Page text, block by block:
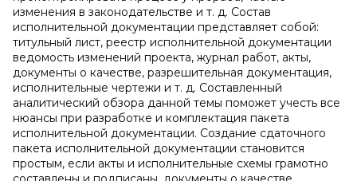
изменения в законодательстве и т. д. Состав
исполнительной документации представляет собой:
титульный лист, реестр исполнительной документации
ведомость изменений проекта, журнал работ, акты,
документы о качестве, разрешительная документация,
исполнительные чертежи и т. д. Составленный
аналитический обзора данной темы поможет учесть все
нюансы при разработке и комплектация пакета
исполнительной документации. Создание сдаточного
пакета исполнительной документации становится
простым, если акты и исполнительные схемы грамотно